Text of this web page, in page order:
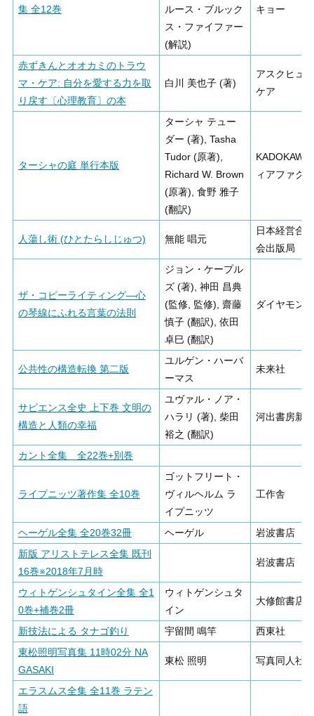
集 全12巻
ルース・ブルック
ス・ファイファー
(解説)
キョー
赤ずきんとオオカミのトラウ
マ・ケア: 自分を愛する力を取
り戻す〔心理教育〕の本
白川 美也子 (著)
アスクヒュ
ケア
ターシャの庭 単行本版
ターシャ テュー
ダー (著), Tasha
Tudor (原著),
Richard W. Brown
(原著), 食野 雅子
(翻訳)
ィアファク
人蕩し術 (ひとたらしじゅつ) 無能 唱元
日本経営合
会出版局
ザ・コピーライティング―心
の琴線にふれる言葉の法則
ジョン・ケープル
ズ (著), 神田 昌典
(監修, 監修), 齋藤
慎子 (翻訳), 依田
卓巳 (翻訳)
ダイヤモン
公共性の構造転換 第二版
ユルゲン・ハーバ
ーマス
未来社
サピエンス全史 上下巻 文明の
構造と人類の幸福
ユヴァル・ノア・
ハラリ (著), 柴田
裕之 (翻訳)
河出書房新社
カント全集 全22巻+別巻
ライプニッツ著作集 全10巻
ゴットフリート・
ヴィルヘルム ラ
イプニッツ
工作舎
ヘーゲル全集 全20巻32冊 ヘーゲル
岩波書店
新版 アリストテレス全集 既刊
16巻※2018年7月時
岩波書店
ウィトゲンシュタイン全集 全1
0巻+補巻2冊
ウィトゲンシュタ
イン
大修館書店
新技法による タナゴ釣り 宇留間 鳴竿
西東社
東松照明写真集 11時02分 NA
GASAKI
東松 照明 写真同人社
エラスムス全集 全11巻 ラテン
語